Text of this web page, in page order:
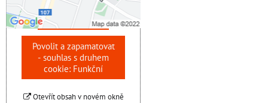
Povolit jednou
Povolit a zapamatovat
- souhlas s druhem
cookie: Funkční
Otevřít obsah v novém okně